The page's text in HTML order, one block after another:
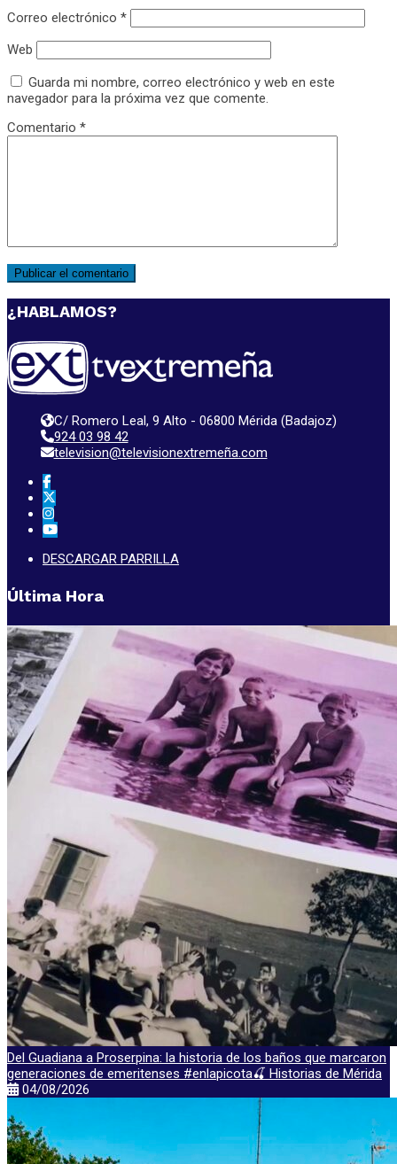
Correo electrónico *
Web
Guarda mi nombre, correo electrónico y web en este
navegador para la próxima vez que comente.
Comentario *
¿HABLAMOS?
C/ Romero Leal, 9 Alto - 06800 Mérida (Badajoz)
924 03 98 42
television@televisionextremeña.com
DESCARGAR PARRILLA
Última Hora
Del Guadiana a Proserpina: la historia de los baños que marcaron
generaciones de emeritenses #enlapicota🍒 Historias de Mérida
04/08/2026